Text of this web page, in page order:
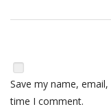
Save my name,
time I comment.